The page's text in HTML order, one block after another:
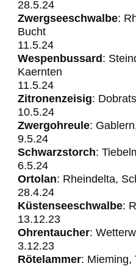
28.5.24
Zwergseeschwalbe:
Bucht
11.5.24
Wespenbussard:
Kaernten
11.5.24
Zitronenzeisig:
10.5.24
Zwergohreule:
​​​​​​9.5.24
Schwarzstorch:
6.5.24
Ortolan: Rheindelta,
28.4.24
Küstenseeschwalbe:
13.12.23
Ohrentaucher:
3.12.23
Rötelammer: Mieming,